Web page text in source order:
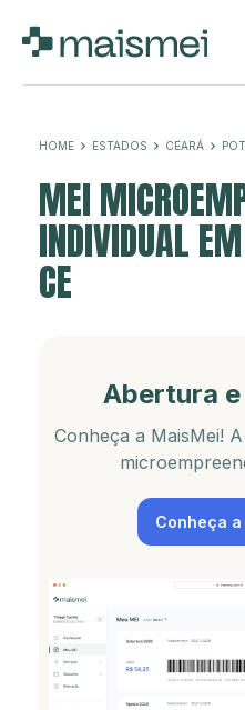
HOME ESTADOS CEARÁ
MEI
INDIVIDUAL
CE
Abertura
Conheça a MaisMei!
Conheça